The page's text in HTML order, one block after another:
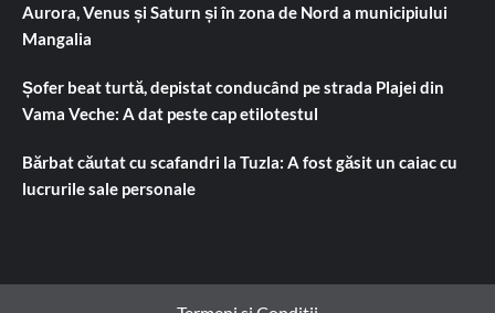
Aurora, Venus și Saturn și în zona de Nord a municipiului
Mangalia
Șofer beat turtă, depistat conducând pe strada Plajei din
Vama Veche: A dat peste cap etilotestul
Bărbat căutat cu scafandri la Tuzla: A fost găsit un caiac cu
lucrurile sale personale